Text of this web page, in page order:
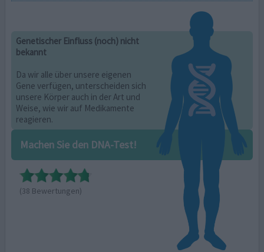
Genetischer Einfluss (noch) nicht
bekannt
Da wir alle über unsere eigenen
Gene verfügen, unterscheiden sich
unsere Körper auch in der Art und
Weise, wie wir auf Medikamente
reagieren.
Machen Sie den DNA-Test!
(38 Bewertungen)